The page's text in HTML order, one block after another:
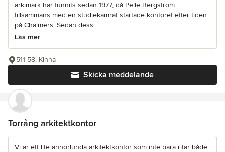
arkimark har funnits sedan 1977, då Pelle Bergström
tillsammans med en studiekamrat startade kontoret efter tiden
på Chalmers. Sedan dess...
Läs mer
Skicka meddelande
511 58, Kinna
Torrång arkitektkontor
Vi är ett lite annorlunda arkitektkontor som inte bara ritar både